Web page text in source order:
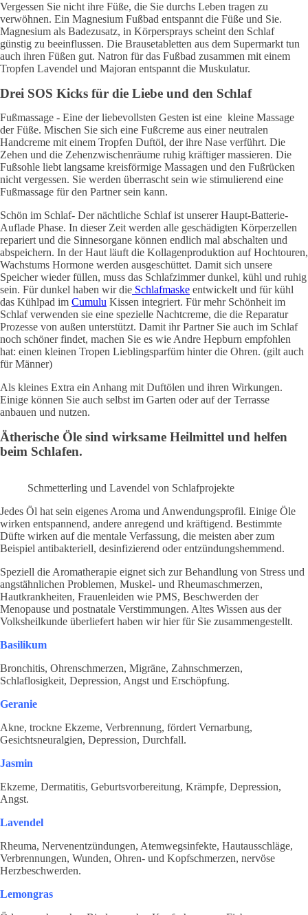
Vergessen Sie nicht ihre Füße, die Sie durchs Leben tragen zu
verwöhnen. Ein Magnesium Fußbad entspannt die Füße und Sie.
Magnesium als Badezusatz, in Körpersprays scheint den Schlaf
günstig zu beeinflussen. Die Brausetabletten aus dem Supermarkt tun
auch ihren Füßen gut. Natron für das Fußbad zusammen mit einem
Tropfen Lavendel und Majoran entspannt die Muskulatur.
Drei SOS Kicks für die Liebe und den Schlaf
Fußmassage - Eine der liebevollsten Gesten ist eine kleine Massage
der Füße. Mischen Sie sich eine Fußcreme aus einer neutralen
Handcreme mit einem Tropfen Duftöl, der ihre Nase verführt. Die
Zehen und die Zehenzwischenräume ruhig kräftiger massieren. Die
Fußsohle liebt langsame kreisförmige Massagen und den Fußrücken
nicht vergessen. Sie werden überrascht sein wie stimulierend eine
Fußmassage für den Partner sein kann.
Schön im Schlaf- Der nächtliche Schlaf ist unserer Haupt-Batterie-
Auflade Phase. In dieser Zeit werden alle geschädigten Körperzellen
repariert und die Sinnesorgane können endlich mal abschalten und
abspeichern. In der Haut läuft die Kollagenproduktion auf Hochtouren,
Wachstums Hormone werden ausgeschüttet. Damit sich unsere
Speicher wieder füllen, muss das Schlafzimmer dunkel, kühl und ruhig
sein. Für dunkel haben wir die Schlafmaske entwickelt und für kühl
das Kühlpad im Cumulu Kissen integriert. Für mehr Schönheit im
Schlaf verwenden sie eine spezielle Nachtcreme, die die Reparatur
Prozesse von außen unterstützt. Damit ihr Partner Sie auch im Schlaf
noch schöner findet, machen Sie es wie Andre Hepburn empfohlen
hat: einen kleinen Tropen Lieblingsparfüm hinter die Ohren. (gilt auch
für Männer)
Als kleines Extra ein Anhang mit Duftölen und ihren Wirkungen.
Einige können Sie auch selbst im Garten oder auf der Terrasse
anbauen und nutzen.
Ätherische Öle sind wirksame Heilmittel und helfen
beim Schlafen.
Schmetterling und Lavendel von Schlafprojekte
Jedes Öl hat sein eigenes Aroma und Anwendungsprofil. Einige Öle
wirken entspannend, andere anregend und kräftigend. Bestimmte
Düfte wirken auf die mentale Verfassung, die meisten aber zum
Beispiel antibakteriell, desinfizierend oder entzündungshemmend.
Speziell die Aromatherapie eignet sich zur Behandlung von Stress und
angstähnlichen Problemen, Muskel- und Rheumaschmerzen,
Hautkrankheiten, Frauenleiden wie PMS, Beschwerden der
Menopause und postnatale Verstimmungen. Altes Wissen aus der
Volksheilkunde überliefert haben wir hier für Sie zusammengestellt.
Basilikum
Bronchitis, Ohrenschmerzen, Migräne, Zahnschmerzen,
Schlaflosigkeit, Depression, Angst und Erschöpfung.
Geranie
Akne, trockne Ekzeme, Verbrennung, fördert Vernarbung,
Gesichtsneuralgien, Depression, Durchfall.
Jasmin
Ekzeme, Dermatitis, Geburtsvorbereitung, Krämpfe, Depression,
Angst.
Lavendel
Rheuma, Nervenentzündungen, Atemwegsinfekte, Hautausschläge,
Verbrennungen, Wunden, Ohren- und Kopfschmerzen, nervöse
Herzbeschwerden.
Lemongras